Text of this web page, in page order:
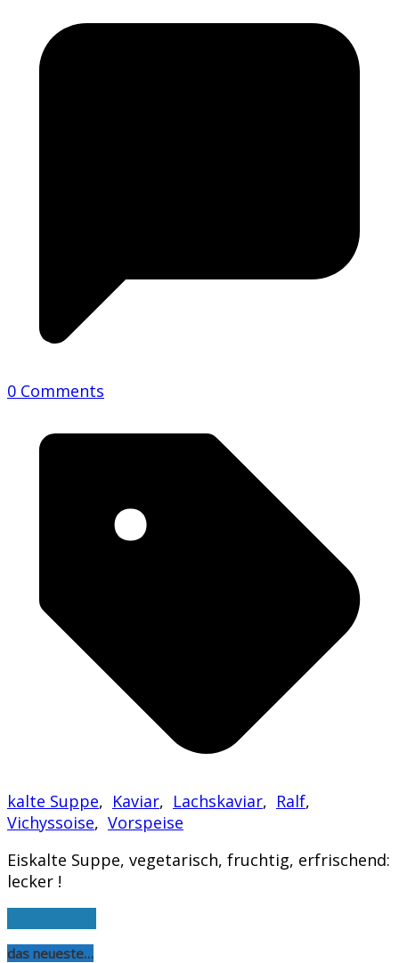
0 Comments
kalte Suppe, Kaviar, Lachskaviar, Ralf,
Vichyssoise, Vorspeise
Eiskalte Suppe, vegetarisch, fruchtig, erfrischend:
lecker !
das neueste…